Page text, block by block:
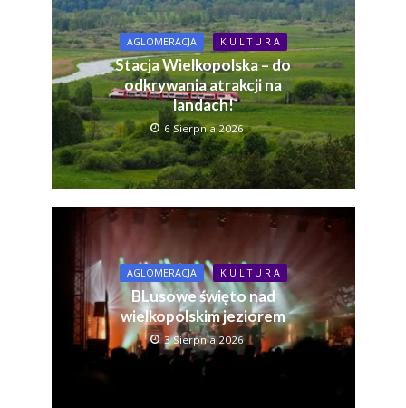
AGLOMERACJA K U L T U R A
Stacja Wielkopolska – do
odkrywania atrakcji na
landach!
6 Sierpnia 2026
AGLOMERACJA K U L T U R A
BLusowe święto nad
wielkopolskim jeziorem
3 Sierpnia 2026